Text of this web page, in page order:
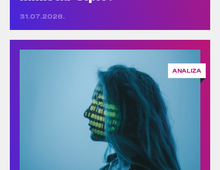
31.07.2026.
ANALIZA